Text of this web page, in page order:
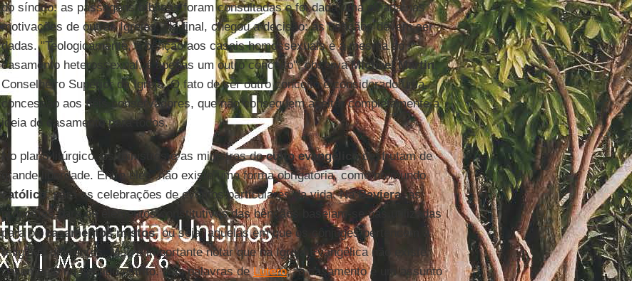
do sínodo: as passagens bíblicas foram consultadas e foi dada uma olhada nas
motivações de outras Igrejas. No final, chegou a decisão: as bênçãos devem ser
dadas. "Teologicamente, a bênção aos casais homossexuais é a mesma do
casamento heterossexual, é apenas um outro conceito", observaMichael Martin,
Conselheiro Superior da Igreja. O fato de ser outro conceito é considerado uma
concessão aos fiéis conservadores, que não conseguem aceitar completamente a
ideia do casamento para todos.
No plano litúrgico, os ministros e as ministras doculto evangélicodesfrutam de
grande liberdade. Entre eles, não existe uma forma obrigatória, como no mundo
católico , para as celebrações de eventos particulares da vida. NaBaviera, as
propostas para os elementos constitutivos das bênçãos baseiam-se nas utilizadas
para oscasamentos mistos, ou seja, aquelas em que os cônjuges pertencem a
religiões diferentes. Mas é importante notar que na Igreja Evangélica não existe
casamento no sentido estrito. Nas palavras deLutero, "o casamento é um assunto